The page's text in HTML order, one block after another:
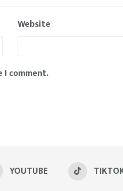
Website
I comment.
YOUTUBE